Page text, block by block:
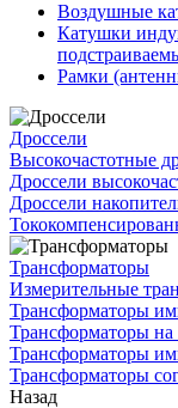
Воздушные
Катушки
Рамки
Дроссели
Высокочастотные
Дроссели
Дроссели
Трансформаторы
Измерительные
Трансформаторы
Трансформаторы на
Трансформаторы
Трансформаторы
Назад